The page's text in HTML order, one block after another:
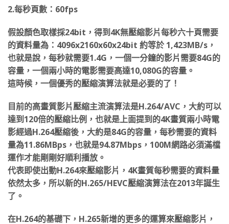
2.每秒頁數：60fps
假設顏色取樣採24bit，得到4K無壓縮影片每秒六十頁需要
的資料量為：4096x2160x60x24bit 約等於 1,423MB/s，
也就是說，每秒就需要1.4G，一個一分鐘的影片需要84G的
容量，一個兩小時的電影需要高達10,080G的容量。
這時候，一個優秀的壓縮演算法就是必要的了！
目前的高畫質影片壓縮主流演算法是H.264/AVC，大約可以
達到120倍的壓縮比例，也就是上面提到的4K畫質兩小時電
影經過H.264壓縮後，大約是84G的容量，每秒需要的資料
量為11.86MBps，也就是94.87Mbps，100M網路必須滿檔
運作才能剛剛好順利播放。
代表即使出動H.264來壓縮影片，4K畫質每秒需要的資料量
依然太多，所以新的H.265/HEVC壓縮演算法在2013年誕生
了。
在H.264的基礎下，H.265新增的更多的運算來壓縮影片，